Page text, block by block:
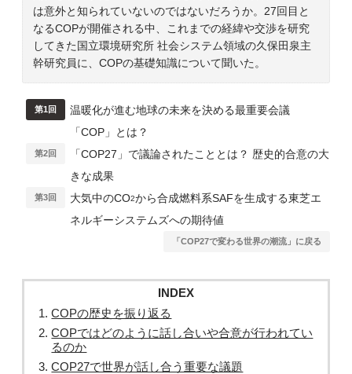
は意外と知られていないのではないだろうか。27回目と
なるCOPが開催される中、これまでの経緯や交渉を研究
してきた国立環境研究所 社会システム領域の久保田泉主
幹研究員に、COPの基礎知識について聞いた。
第1回
温暖化が進む地球の未来を決める最重要会議
「COP」とは？
第2回
「COP27」で議論されたこととは？ 歴史的合意の大
きな成果
第3回 大気中のCO2から合成燃料系SAFを生成する東芝エ
ネルギーシステムズへの期待値
「COP27で変わる世界の潮流」に戻る
INDEX
COPの歴史を振り返る
COPではどのように話し合いや合意が行われてい
るのか
COP27で世界が話し合う重要な議題